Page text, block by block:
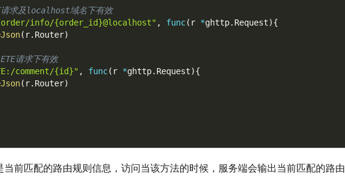
求及localhost域名下有效
order/info/{order_id}@localhost" , func( r *ghttp. Request){
( r. Router)
请求下有效
comment/{id}" , func( r *ghttp. Request){
( r. Router)
当前匹配的路由规则信息，访问当该方法的时候，服务端会输出当前匹配的路